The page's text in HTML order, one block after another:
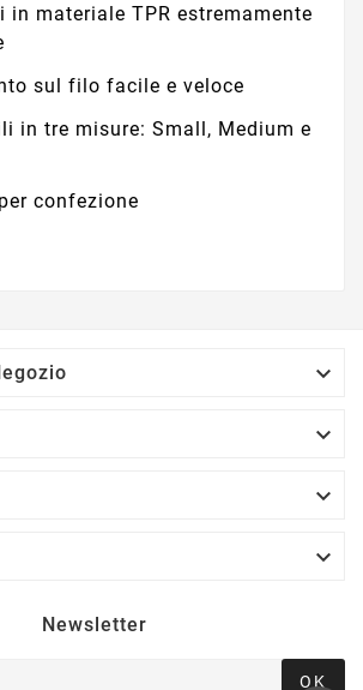
in materiale TPR estremamente
sul filo facile e veloce
in tre misure: Small, Medium e
confezione




Newsletter
OK